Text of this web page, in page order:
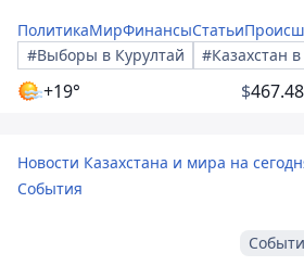
ПолитикаМирФинансыСтатьи
#Выборы в Курултай
#Казахстан
+19° $467.48
Новости Казахстана и мира на
События